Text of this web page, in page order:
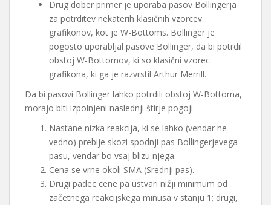
Drug dober primer je uporaba pasov Bollingerja
za potrditev nekaterih klasičnih vzorcev
grafikonov, kot je W-Bottoms. Bollinger je
pogosto uporabljal pasove Bollinger, da bi potrdil
obstoj W-Bottomov, ki so klasični vzorec
grafikona, ki ga je razvrstil Arthur Merrill.
Da bi pasovi Bollinger lahko potrdili obstoj W-Bottoma,
morajo biti izpolnjeni naslednji štirje pogoji.
Nastane nizka reakcija, ki se lahko (vendar ne
vedno) prebije skozi spodnji pas Bollingerjevega
pasu, vendar bo vsaj blizu njega.
Cena se vrne okoli SMA (Srednji pas).
Drugi padec cene pa ustvari nižji minimum od
začetnega reakcijskega minusa v stanju 1; drugi,